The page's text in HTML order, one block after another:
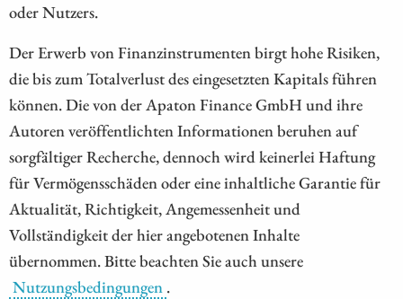
oder Nutzers.
Der Erwerb von Finanzinstrumenten birgt hohe Risiken,
die bis zum Totalverlust des eingesetzten Kapitals führen
können. Die von der Apaton Finance GmbH und ihre
Autoren veröffentlichten Informationen beruhen auf
sorgfältiger Recherche, dennoch wird keinerlei Haftung
für Vermögensschäden oder eine inhaltliche Garantie für
Aktualität, Richtigkeit, Angemessenheit und
Vollständigkeit der hier angebotenen Inhalte
übernommen. Bitte beachten Sie auch unsere
Nutzungsbedingungen .